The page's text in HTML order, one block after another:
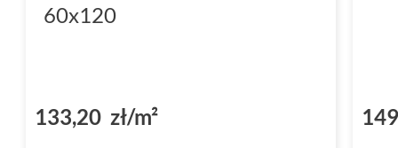
60x120
133,20 zł/m²